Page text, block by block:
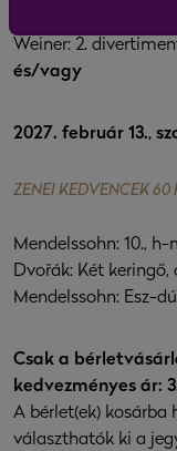
Weiner: 2.
és/vagy
2027. február 13.,
ZENEI KEDVENCEK
Mendelssohn: 10.,
Dvořák: Két keringő,
Mendelssohn: Esz-
Csak a
kedvezményes ár:
A bérlet(ek) kosárba
választhatók ki a